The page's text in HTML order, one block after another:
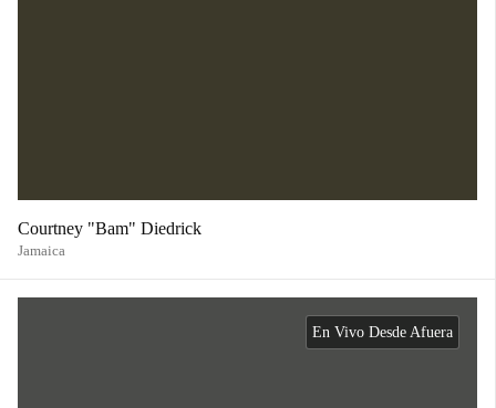
Courtney "Bam" Diedrick
Jamaica
En Vivo Desde Afuera